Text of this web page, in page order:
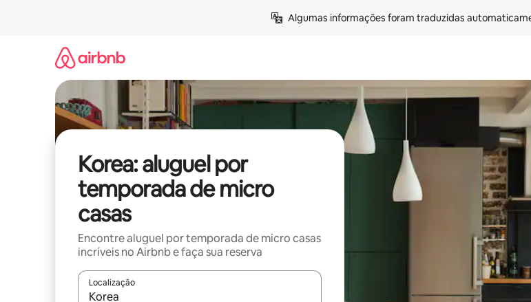
Algumas informações foram traduzidas
Korea: aluguel por
temporada de micro
casas
Encontre aluguel por temporada de micro casas
incríveis no Airbnb e faça sua reserva
Localização
Quando os resultados estiverem disponíveis, explore-os usando as seta para cima e para baixo do